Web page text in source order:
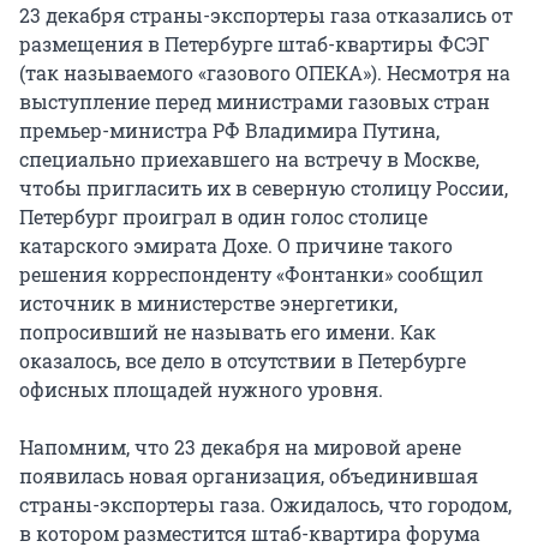
23 декабря страны-экспортеры газа отказались от
размещения в Петербурге штаб-квартиры ФСЭГ
(так называемого «газового ОПЕКА»). Несмотря на
выступление перед министрами газовых стран
премьер-министра РФ Владимира Путина,
специально приехавшего на встречу в Москве,
чтобы пригласить их в северную столицу России,
Петербург проиграл в один голос столице
катарского эмирата Дохе. О причине такого
решения корреспонденту «Фонтанки» сообщил
источник в министерстве энергетики,
попросивший не называть его имени. Как
оказалось, все дело в отсутствии в Петербурге
офисных площадей нужного уровня.
Напомним, что 23 декабря на мировой арене
появилась новая организация, объединившая
страны-экспортеры газа. Ожидалось, что городом,
в котором разместится штаб-квартира форума